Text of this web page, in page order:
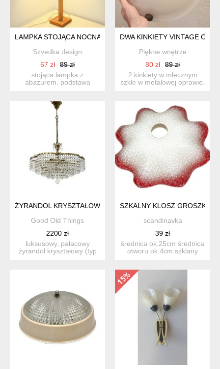
LAMPKA STOJĄCA NOCNA KRATKA
Szvedka design
67 zł
89 zł
stojąca lampka z
abażurem. podstawa
DWA KINKIETY VINTAGE
Piękne wnętrze
80 zł
89 zł
2 kinkiety w mlecznym
szkle w metalowej oprawie.
ŻYRANDOL KRYSZTAŁOWY VINTAGE KOSZOWY
Good Old Things
2200 zł
luksusowy, pałacowy
żyrandol kryształowy (typ
SZKALNY KLOSZ
scandinavka
39 zł
średnica ok.25cm średnica
otworu ok.4cm szklany